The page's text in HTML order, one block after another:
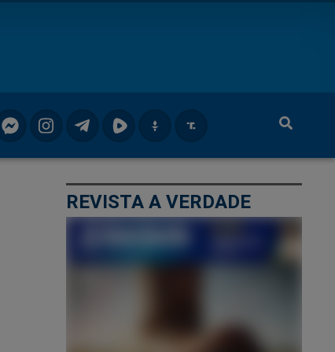
REVISTA A VERDADE